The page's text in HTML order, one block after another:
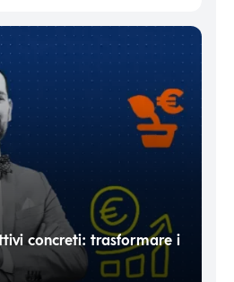
concreti: trasformare i